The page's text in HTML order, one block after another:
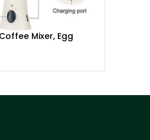
Mixer, Egg